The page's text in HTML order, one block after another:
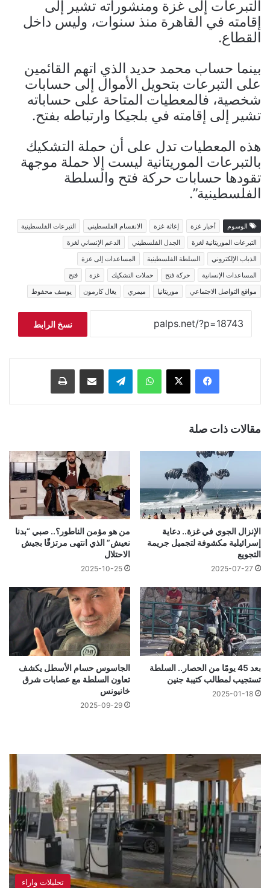
التبرعات إلى غزة ومنشوراته تشير إلى
إقامته في القاهرة منذ سنوات، وليس داخل
القطاع.
بينما حساب محمد حديد الذي اتهم القائمين
على التبرعات بتحويل الأموال إلى حسابات
شخصية، فالمعطيات المتاحة على حساباته
تشير إلى إقامته في بلجيكا وارتباطه بفتح.
هذه المعطيات تدل على أن حملة التشكيك
بالتبرعات الموريتانية ليست إلا حملة موجهة
تقودها حسابات حركة فتح والسلطة
الفلسطينية”.
الوسوم أخبار غزة إغاثة غزة الانقسام الفلسطيني
التبرعات الفلسطينية
التبرعات الموريتانية لغزة
الجدل الفلسطيني
الدعم الإنساني لغزة
الذباب الإلكتروني
السلطة الفلسطينية
المساعدات إلى غزة
المساعدات الإنسانية
حركة فتح حملات التشكيك غزة
فتح
مواقع التواصل الاجتماعي
موريتانيا ميمري يغال كارمون يوسف محفوط
نسخ الرابط
فيسبوك ‫X واتساب تيلقرام مشاركة عبر البريد طباعة
مقالات ذات صلة
الإنزال الجوي في غزة.. دعاية
إسرائيلية مكشوفة لتجميل جريمة
التجويع
2025-07-27
من هو مؤمن الناطور؟.. صبي “بدنا
نعيش” الذي انتهى مرتزقًا بجيش
الاحتلال
2025-10-25
بعد 45 يومًا من الحصار.. السلطة
تستجيب لمطالب كتيبة جنين
2025-01-18
الجاسوس حسام الأسطل يكشف
تعاون السلطة مع عصابات شرق
خانيونس
2025-09-29
تحليلات واراء